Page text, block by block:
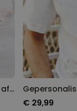
Gepersonaliseerde mok met afbeelding en tekst
€ 29,99